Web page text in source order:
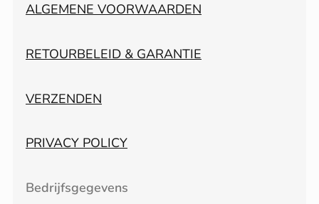
ALGEMENE VOORWAARDEN
RETOURBELEID & GARANTIE
VERZENDEN
PRIVACY POLICY
Bedrijfsgegevens